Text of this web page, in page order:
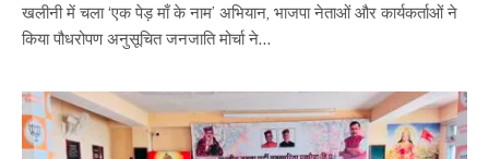
खलीनी में चला ‘एक पेड़ माँ के नाम’ अभियान, भाजपा नेताओं और कार्यकर्ताओं ने
किया पौधरोपण अनुसूचित जनजाति मोर्चा ने…